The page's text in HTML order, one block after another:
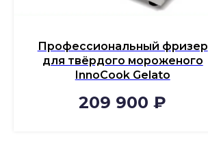
Профессиональный фризер
для твёрдого мороженого
InnoCook Gelato
209 900 ₽